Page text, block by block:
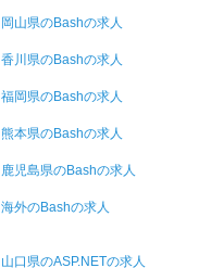
岡山県のBashの求人
香川県のBashの求人
福岡県のBashの求人
熊本県のBashの求人
鹿児島県のBashの求人
海外のBashの求人
山口県のASP.NETの求人